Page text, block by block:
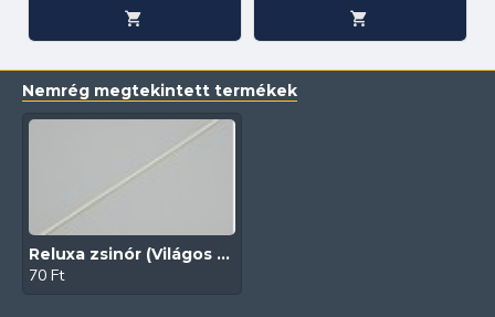
Nemrég megtekintett termékek
Reluxa zsinór (Világos Beige)
70 Ft